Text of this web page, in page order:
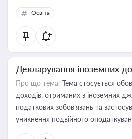
Освіта
Декларування іноземних
Про що тема: Тема стосується
доходів, отриманих з іноземних
податкових зобов’язань та
уникнення подвійного